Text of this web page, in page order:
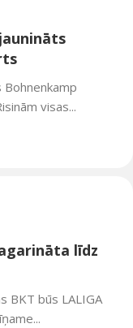
Bohnenkamp
visas...
līdz
BKT būs LALIGA